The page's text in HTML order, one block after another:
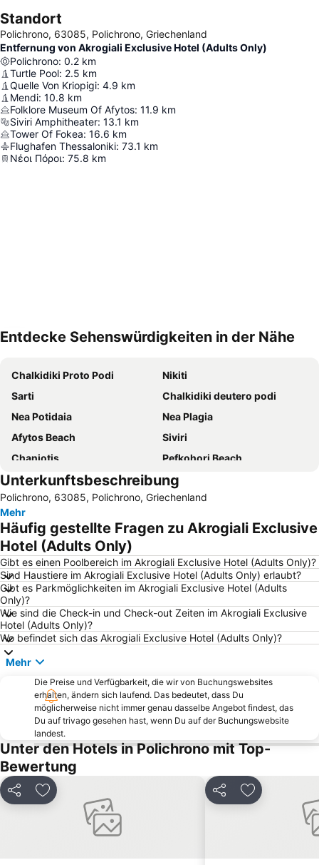
Standort
Polichrono, 63085, Polichrono, Griechenland
Entfernung von Akrogiali Exclusive Hotel (Adults Only)
Polichrono: 0.2 km
Turtle Pool: 2.5 km
Quelle Von Kriopigi: 4.9 km
Mendi: 10.8 km
Folklore Museum Of Afytos: 11.9 km
Siviri Amphitheater: 13.1 km
Tower Of Fokea: 16.6 km
Flughafen Thessaloniki: 73.1 km
Νέοι Πόροι: 75.8 km
Entdecke Sehenswürdigkeiten in der Nähe
Chalkidiki Proto Podi
Nikiti
Sarti
Chalkidiki deutero podi
Nea Potidaia
Nea Plagia
Afytos Beach
Siviri
Chaniotis
Pefkohori Beach
Polychrono beach
Karidi Beach
Sunshine
Afytos
Lagomandra
Neos Marmaras
Porto Carras Grand Resort Golf Club
Agios Ioannis
Kallithea
Toroni
Porto Koufo
Nea Skioni
Possidi
Gerakini
Sani
Fourka
Kriopigi
Nea Fokea beach
Elia 2
Paradisos
Potidea
Elani
Kalogria Beach
Karagatsia
Livrochio
Zeus
Porto Karras 1
Sani Marina
Panagia Vourvourou
Traditional Settlement of Sikia
Unterkunftsbeschreibung
Polichrono, 63085, Polichrono, Griechenland
Mehr
Häufig gestellte Fragen zu Akrogiali Exclusive
Hotel (Adults Only)
Gibt es einen Poolbereich im Akrogiali Exclusive Hotel (Adults Only)?
Sind Haustiere im Akrogiali Exclusive Hotel (Adults Only) erlaubt?
Gibt es Parkmöglichkeiten im Akrogiali Exclusive Hotel (Adults
Only)?
Wie sind die Check-in und Check-out Zeiten im Akrogiali Exclusive
Hotel (Adults Only)?
Wo befindet sich das Akrogiali Exclusive Hotel (Adults Only)?
Mehr
Die Preise und Verfügbarkeit, die wir von Buchungswebsites
erhalten, ändern sich laufend. Das bedeutet, dass Du
möglicherweise nicht immer genau dasselbe Angebot findest, das
Du auf trivago gesehen hast, wenn Du auf der Buchungswebsite
landest.
Unter den Hotels in Polichrono mit Top-
Bewertung
Teilen Zu Favoriten hinzufügen Teilen Zu Favoriten